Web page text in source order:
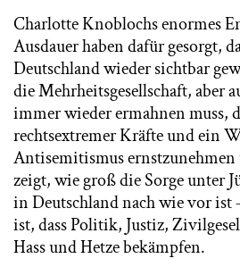
Charlotte Knoblochs enormes
Ausdauer haben dafür gesorgt,
Deutschland wieder sichtbar
die Mehrheitsgesellschaft, aber
immer wieder ermahnen muss,
rechtsextremer Kräfte und ein
Antisemitismus ernstzunehmen
zeigt, wie groß die Sorge unter
in Deutschland nach wie vor ist
ist, dass Politik, Justiz,
Hass und Hetze bekämpfen.